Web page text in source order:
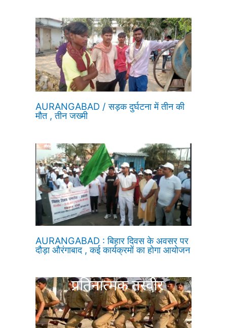
AURANGABAD / सड़क दुर्घटना में तीन की
मौत , तीन जख्मी
AURANGABAD : बिहार दिवस के अवसर पर
दौड़ा औरंगाबाद , कई कार्यक्रमों का होगा आयोजन